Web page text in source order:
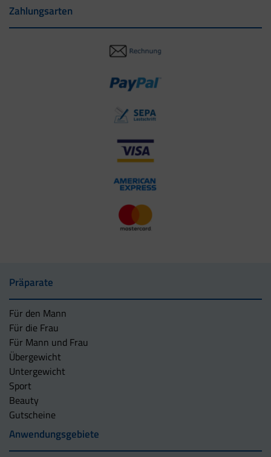
Zahlungsarten
Präparate
Für den Mann
Für die Frau
Für Mann und Frau
Übergewicht
Untergewicht
Sport
Beauty
Gutscheine
Anwendungsgebiete